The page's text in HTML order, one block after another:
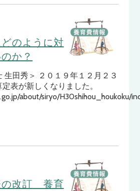
のように対
か？
生田秀＞ ２０１９年１２月２３
表が新しくなりました。
about/siryo/H30shihou_houkoku/
の改訂 養育